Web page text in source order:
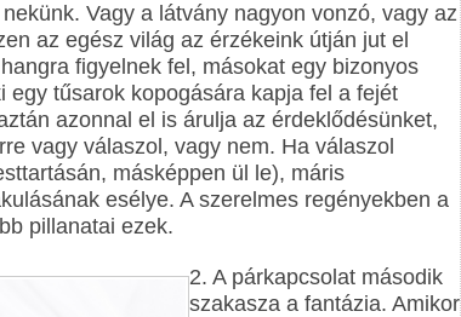
Vagy a látvány nagyon vonzó, vagy az
az egész világ az érzékeink útján jut el
figyelnek fel, másokat egy bizonyos
egy tűsarok kopogására kapja fel a fejét
azonnal el is árulja az érdeklődésünket,
vagy válaszol, vagy nem. Ha válaszol
másképpen ül le), máris
esélye. A szerelmes regényekben a
pillanatai ezek.
2. A párkapcsolat második
szakasza a fantázia. Amikor